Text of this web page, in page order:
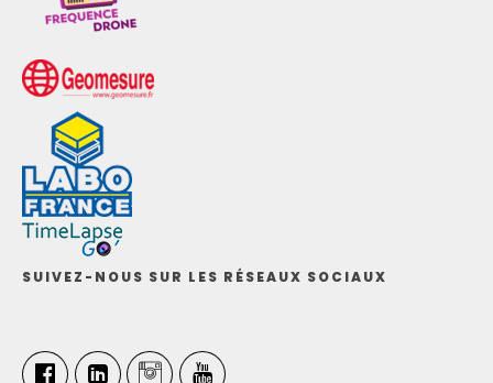
SUIVEZ-NOUS SUR LES RÉSEAUX SOCIAUX